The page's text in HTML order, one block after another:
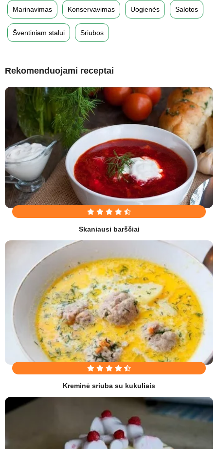
Marinavimas Konservavimas Uogienės Salotos
Šventiniam stalui Sriubos
Rekomenduojami receptai
Skaniausi barščiai
Kreminė sriuba su kukuliais